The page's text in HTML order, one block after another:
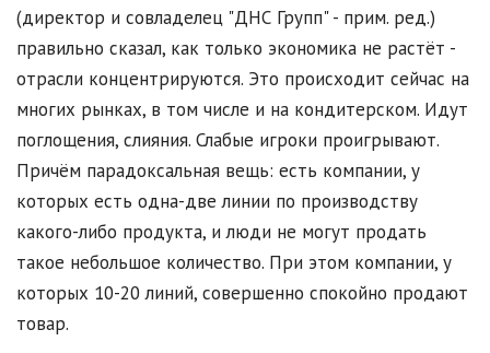
(директор и совладелец "ДНС Групп" - прим. ред.)
правильно сказал, как только экономика не растёт -
отрасли концентрируются. Это происходит сейчас на
многих рынках, в том числе и на кондитерском. Идут
поглощения, слияния. Слабые игроки проигрывают.
Причём парадоксальная вещь: есть компании, у
которых есть одна-две линии по производству
какого-либо продукта, и люди не могут продать
такое небольшое количество. При этом компании, у
которых 10-20 линий, совершенно спокойно продают
товар.